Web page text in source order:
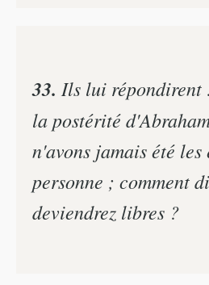
33. Ils lui répondirent
la postérité
n'avons jamais été les
personne ; comment
deviendrez libres ?